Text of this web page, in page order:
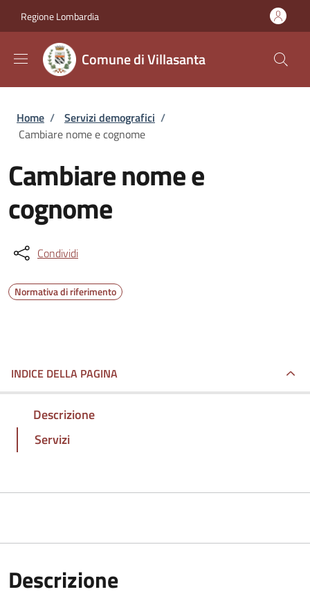
Regione Lombardia
Comune di Villasanta
Briciole di pane
Home / Servizi demografici /
Cambiare nome e cognome
Cambiare nome e
cognome
Condividi
Normativa di riferimento
INDICE DELLA PAGINA
Descrizione
Servizi
Descrizione